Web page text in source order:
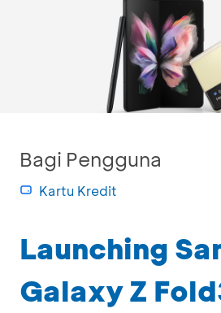
Bagi Pengguna
Kartu Kredit
Launching
Galaxy Z